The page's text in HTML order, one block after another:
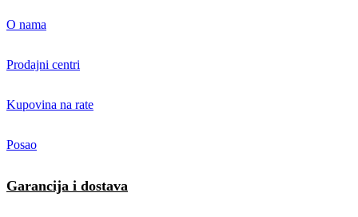
O nama
Prodajni centri
Kupovina na rate
Posao
Garancija i dostava